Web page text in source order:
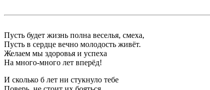
Пусть будет жизнь полна веселья, смеха,
Пусть в сердце вечно молодость живёт.
Желаем мы здоровья и успеха
На много-много лет вперёд!
И сколько б лет ни стукнуло тебе